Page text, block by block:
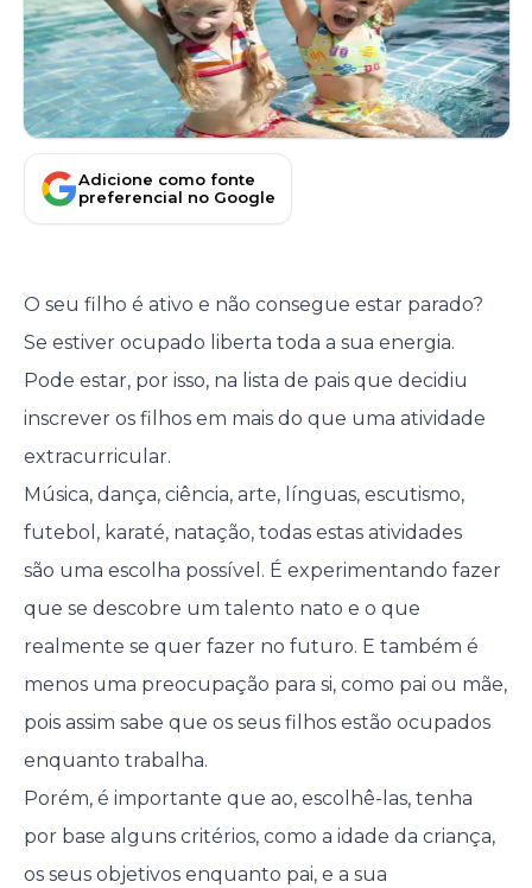
Adicione como fonte
preferencial no Google
O seu filho é ativo e não consegue estar parado?
Se estiver ocupado liberta toda a sua energia.
Pode estar, por isso, na lista de pais que decidiu
inscrever os filhos em mais do que uma atividade
extracurricular.
Música, dança, ciência, arte, línguas, escutismo,
futebol, karaté, natação, todas estas atividades
são uma escolha possível. É experimentando fazer
que se descobre um talento nato e o que
realmente se quer fazer no futuro. E também é
menos uma preocupação para si, como pai ou mãe,
pois assim sabe que os seus filhos estão ocupados
enquanto trabalha.
Porém, é importante que ao, escolhê-las, tenha
por base alguns critérios, como a idade da criança,
os seus objetivos enquanto pai, e a sua